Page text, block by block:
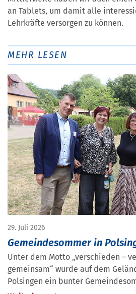
an Tablets, um damit alle
Lehrkräfte versorgen zu können.
MEHR LESEN
29. Juli 2026
Gemeindesommer in
Unter dem Motto „verschieden –
gemeinsam“ wurde auf dem
Polsingen ein bunter